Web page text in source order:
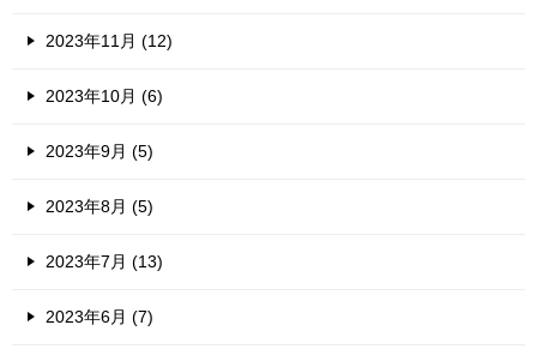
2023年11月 (12)
2023年10月 (6)
2023年9月 (5)
2023年8月 (5)
2023年7月 (13)
2023年6月 (7)